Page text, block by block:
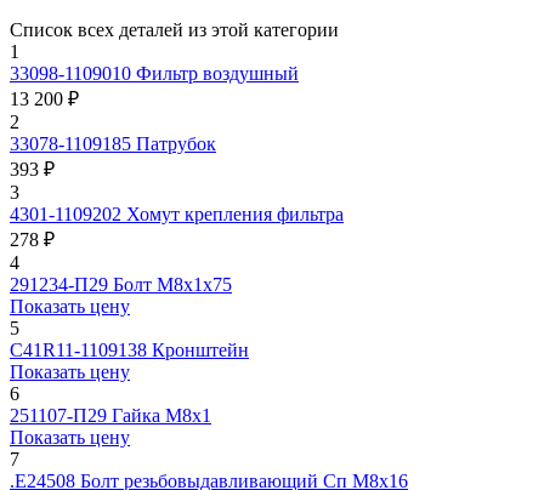
Список всех деталей из этой категории
1
33098-1109010 Фильтр воздушный
13 200 ₽
2
33078-1109185 Патрубок
393 ₽
3
4301-1109202 Хомут крепления фильтра
278 ₽
4
291234-П29 Болт М8х1х75
Показать цену
5
С41R11-1109138 Кронштейн
Показать цену
6
251107-П29 Гайка М8х1
Показать цену
7
.Е24508 Болт резьбовыдавливающий Сп М8х16